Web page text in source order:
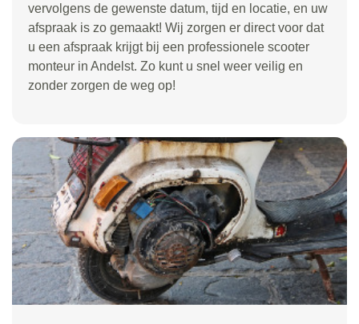
vervolgens de gewenste datum, tijd en locatie, en uw
afspraak is zo gemaakt! Wij zorgen er direct voor dat
u een afspraak krijgt bij een professionele scooter
monteur in Andelst. Zo kunt u snel weer veilig en
zonder zorgen de weg op!